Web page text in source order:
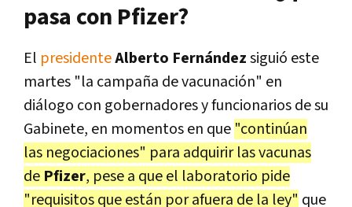
pasa con Pfizer?
El presidenteAlberto Fernándezsiguió este
martes "la campaña de vacunación" en
diálogo con gobernadores y funcionarios de su
Gabinete, en momentos en que "continúan
las negociaciones" para adquirir las vacunas
de Pfizer, pese a que el laboratorio pide
"requisitos que están por afuera de la ley" que